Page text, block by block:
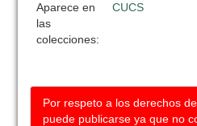
Aparece en
las
colecciones:
CUCS
Por respeto a los derechos
puede publicarse ya que no